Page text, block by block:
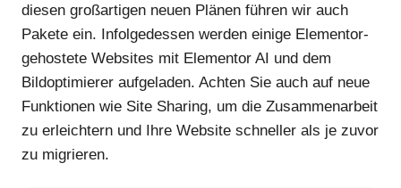
diesen großartigen neuen Plänen führen wir auch
Pakete ein. Infolgedessen werden einige Elementor-
gehostete Websites mit Elementor AI und dem
Bildoptimierer aufgeladen. Achten Sie auch auf neue
Funktionen wie Site Sharing, um die Zusammenarbeit
zu erleichtern und Ihre Website schneller als je zuvor
zu migrieren.